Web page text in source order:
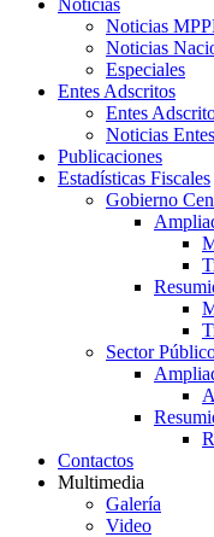
Noticias
Noticias
Noticias
Especiales
Entes Adscritos
Entes
Noticias
Publicaciones
Estadísticas Fiscales
Gobierno
Sector
Contactos
Multimedia
Galería
Video